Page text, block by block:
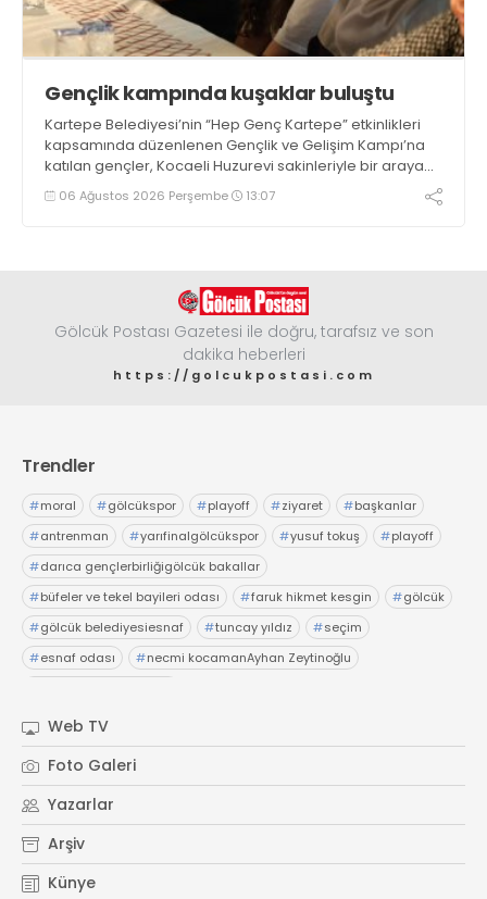
Gençlik kampında kuşaklar buluştu
Kartepe Belediyesi’nin “Hep Genç Kartepe” etkinlikleri
kapsamında düzenlenen Gençlik ve Gelişim Kampı’na
katılan gençler, Kocaeli Huzurevi sakinleriyle bir araya
geldi06 Ağustos 2026 Perşembe 13:07
Gölcük Postası Gazetesi ile doğru, tarafsız ve son
dakika heberleri
https://golcukpostasi.com
Trendler
#moral #gölcükspor #playoff #ziyaret #başkanlar
#antrenman #yarıfinalgölcükspor #yusuf tokuş #playoff
#darıca gençlerbirliğigölcük bakallar
#büfeler ve tekel bayileri odası #faruk hikmet kesgin #gölcük
#gölcük belediyesiesnaf #tuncay yıldız #seçim
#esnaf odası #necmi kocamanAyhan Zeytinoğlu
Web TV
Foto Galeri
Yazarlar
Arşiv
Künye